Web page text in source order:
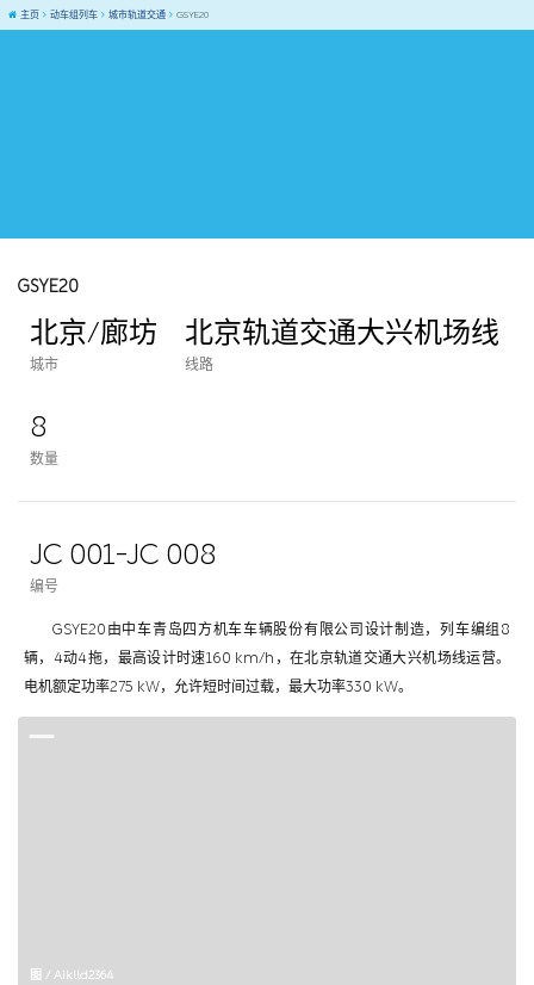
主页 动车组列车 城市轨道交通 GSYE20
GSYE20
北京/廊坊
城市
北京轨道交通大兴机场线
线路
8
数量
JC 001-JC 008
编号
GSYE20由中车青岛四方机车车辆股份有限公司设计制造，列车编组8
辆，4动4拖，最高设计时速160 km/h，在北京轨道交通大兴机场线运营。
电机额定功率275 kW，允许短时间过载，最大功率330 kW。
图 / Aiklld2364